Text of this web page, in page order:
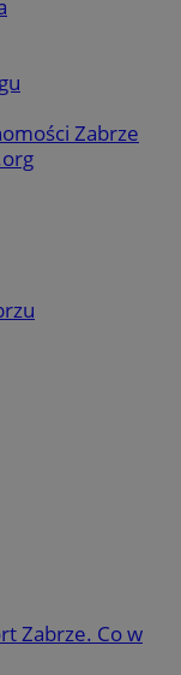
Zabrze
Zabrze. Co w